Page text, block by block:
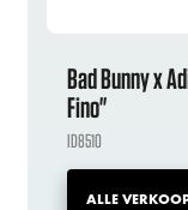
Bad Bunny x
Fino"
ID8510
ALLE